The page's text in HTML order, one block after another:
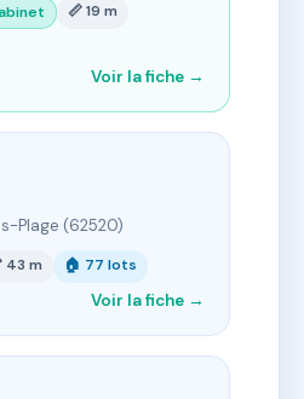
📏 19 m
Voir la fiche →
Plage (62520)
43 m 🏠 77 lots
Voir la fiche →